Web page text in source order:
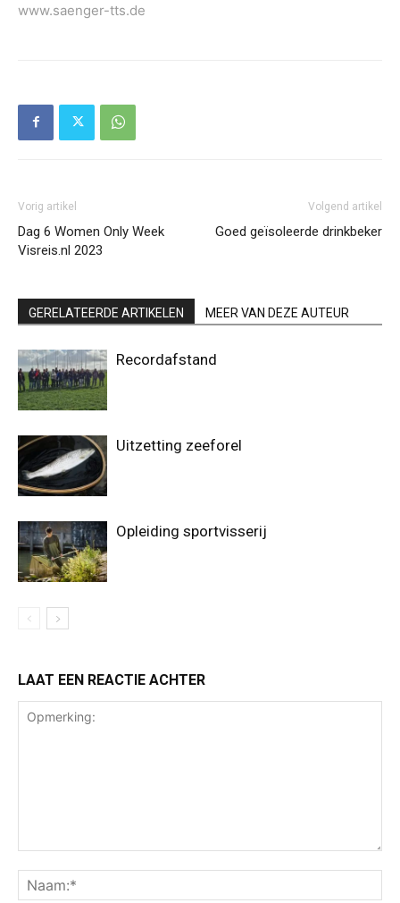
www.saenger-tts.de
Vorig artikel
Dag 6 Women Only Week
Visreis.nl 2023
Volgend artikel
Goed geïsoleerde drinkbeker
GERELATEERDE ARTIKELEN MEER VAN DEZE AUTEUR
Recordafstand
Uitzetting zeeforel
Opleiding sportvisserij
LAAT EEN REACTIE ACHTER